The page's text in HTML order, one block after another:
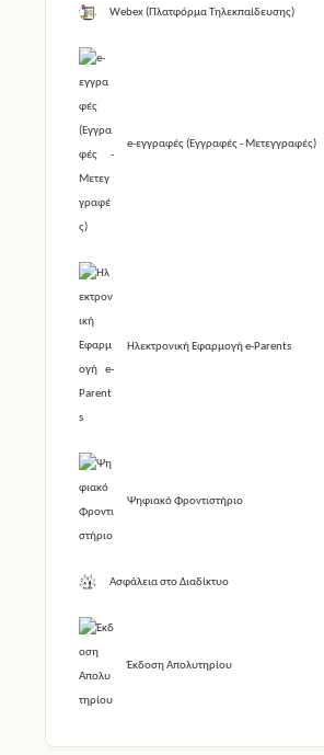
Webex (Πλατφόρμα Τηλεκπαίδευσης)
e-εγγραφές (Εγγραφές - Μετεγγραφές)
Ηλεκτρονική Εφαρμογή e-Parents
Ψηφιακό Φροντιστήριο
Ασφάλεια στο Διαδίκτυο
Έκδοση Απολυτηρίου